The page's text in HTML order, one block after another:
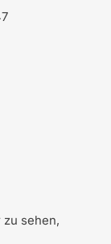
sehen,